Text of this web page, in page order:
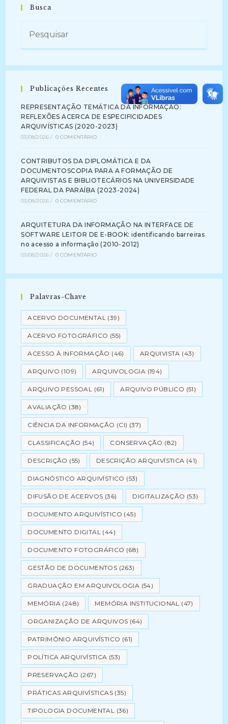
Busca
Publicações Recentes
REPRESENTAÇÃO TEMÁTICA DA INFORMAÇÃO:
REFLEXÕES ACERCA DE ESPECIFICIDADES
ARQUIVÍSTICAS (2020-2023)
03/08/2026 / 0 COMENTÁRIO
CONTRIBUTOS DA DIPLOMÁTICA E DA
DOCUMENTOSCOPIA PARA A FORMAÇÃO DE
ARQUIVISTAS E BIBLIOTECÁRIOS NA UNIVERSIDADE
FEDERAL DA PARAÍBA (2023-2024)
03/08/2026 / 0 COMENTÁRIO
ARQUITETURA DA INFORMAÇÃO NA INTERFACE DE
SOFTWARE LEITOR DE E-BOOK: identificando barreiras
no acesso a informação (2010-2012)
03/08/2026 / 0 COMENTÁRIO
Palavras-Chave
ACERVO DOCUMENTAL (39)
ACERVO FOTOGRÁFICO (55)
ACESSO À INFORMAÇÃO (46) ARQUIVISTA (43)
ARQUIVO (109) ARQUIVOLOGIA (194)
ARQUIVO PESSOAL (61) ARQUIVO PÚBLICO (51)
AVALIAÇÃO (38)
CIÊNCIA DA INFORMAÇÃO (CI) (37)
CLASSIFICAÇÃO (54) CONSERVAÇÃO (82)
DESCRIÇÃO (55) DESCRIÇÃO ARQUIVÍSTICA (41)
DIAGNÓSTICO ARQUIVÍSTICO (53)
DIFUSÃO DE ACERVOS (36) DIGITALIZAÇÃO (53)
DOCUMENTO ARQUIVÍSTICO (45)
DOCUMENTO DIGITAL (44)
DOCUMENTO FOTOGRÁFICO (68)
GESTÃO DE DOCUMENTOS (263)
GRADUAÇÃO EM ARQUIVOLOGIA (54)
MEMÓRIA (248) MEMÓRIA INSTITUCIONAL (47)
ORGANIZAÇÃO DE ARQUIVOS (64)
PATRIMÔNIO ARQUIVÍSTICO (61)
POLÍTICA ARQUIVÍSTICA (53)
PRESERVAÇÃO (267)
PRÁTICAS ARQUIVÍSTICAS (35)
TIPOLOGIA DOCUMENTAL (36)